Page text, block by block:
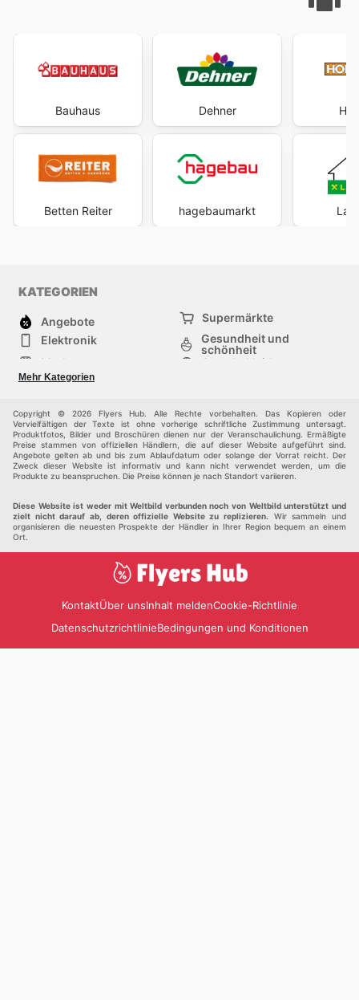
Bauhaus
Betten Reiter
Dehner
hagebaumarkt
KATEGORIEN
Angebote
Supermärkte
Elektronik
Gesundheit und
schönheit
Mode
Sportbekleidung
Baumarkt
Mehr Kategorien
Copyright © 2026 Flyers Hub. Alle Rechte vorbehalten. Das Kopieren oder
Vervielfältigen der Texte ist ohne vorherige schriftliche Zustimmung untersagt.
Produktfotos, Bilder und Broschüren dienen nur der Veranschaulichung. Ermäßigte
Preise stammen von offiziellen Händlern, die auf dieser Website aufgeführt sind.
Angebote gelten ab und bis zum Ablaufdatum oder solange der Vorrat reicht. Der
Zweck dieser Website ist informativ und kann nicht verwendet werden, um die
Produkte zu beanspruchen. Die Preise können je nach Standort variieren.
Diese Website ist weder mit Weltbild verbunden noch von Weltbild unterstützt und
zielt nicht darauf ab, deren offizielle Website zu replizieren. Wir sammeln und
organisieren die neuesten Prospekte der Händler in Ihrer Region bequem an einem
Ort.
KontaktÜber unsInhalt meldenCookie-Richtlinie
DatenschutzrichtlinieBedingungen und Konditionen